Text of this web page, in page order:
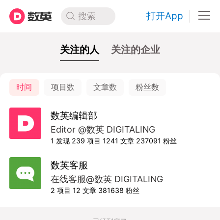
搜索 打开App
关注的人 关注的企业
时间 项目数 文章数 粉丝数
数英编辑部
Editor @数英 DIGITALING
1 发现 239 项目 1241 文章 237091 粉丝
数英客服
在线客服@数英 DIGITALING
2 项目 12 文章 381638 粉丝